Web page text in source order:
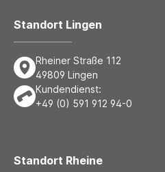
Standort Lingen
Rheiner Straße 112
49809 Lingen
Kundendienst:
+49 (0) 591 912 94-0
Standort Rheine